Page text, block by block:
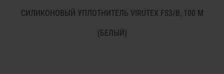
СИЛИКОНОВЫЙ УПЛОТНИТЕЛЬ VIRUTEX FS3/B, 100 М
(БЕЛЫЙ)